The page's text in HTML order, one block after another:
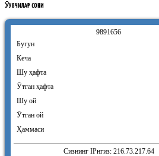
ӮҚУВЧИЛАРСОНИ
9891656
Бугун
Кеча
Шу ҳафта
Ӯтган ҳафта
Шу ой
Ӯтган ой
Ҳаммаси
Сизнинг IPнгиз: 216.73.217.64